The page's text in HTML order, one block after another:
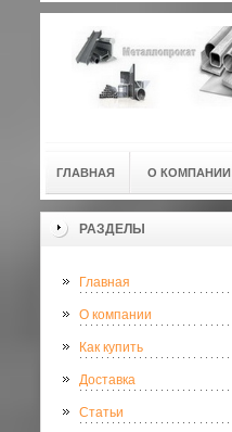
ГЛАВНАЯ О КОМПАНИИ
РАЗДЕЛЫ
Главная
О компании
Как купить
Доставка
Статьи